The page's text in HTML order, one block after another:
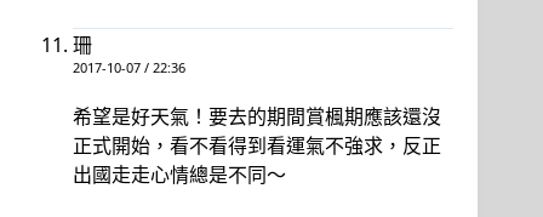
珊
2017-10-07 / 22:36
希望是好天氣！要去的期間賞楓期應該還沒
正式開始，看不看得到看運氣不強求，反正
出國走走心情總是不同～